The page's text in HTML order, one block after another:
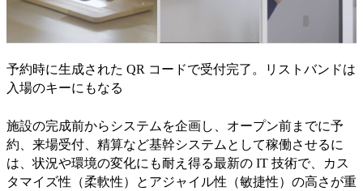
予約時に生成された QR コードで受付完了。リストバンドは
入場のキーにもなる
施設の完成前からシステムを企画し、オープン前までに予
約、来場受付、精算など基幹システムとして稼働させるに
は、状況や環境の変化にも耐え得る最新の IT 技術で、カス
タマイズ性（柔軟性）とアジャイル性（敏捷性）の高さが重